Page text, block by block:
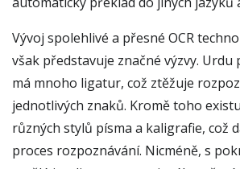
Vývoj spolehlivé a přesné OCR
však představuje značné výzvy. Urdu
má mnoho ligatur, což ztěžuje
jednotlivých znaků. Kromě toho
různých stylů písma a kaligrafie, což
proces rozpoznávání. Nicméně, s